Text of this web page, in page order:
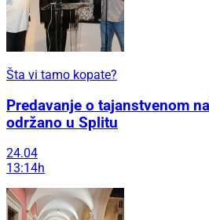
Šta vi tamo kopate?
Predavanje o tajanstvenom
održano u Splitu
24.04
13:14h